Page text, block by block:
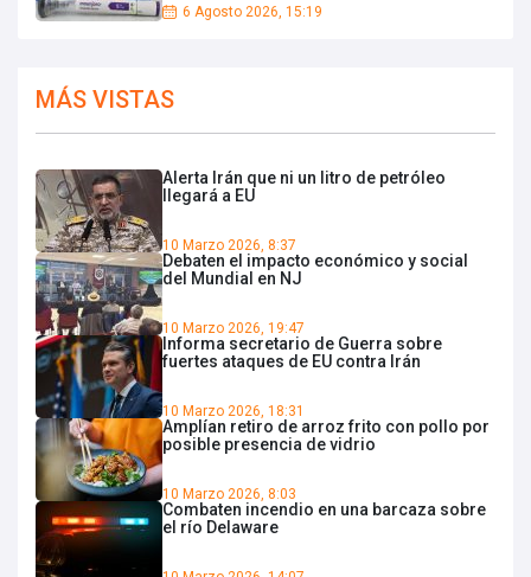
6 Agosto 2026, 15:19
MÁS VISTAS
Alerta Irán que ni un litro de petróleo
llegará a EU
10 Marzo 2026, 8:37
Debaten el impacto económico y social
del Mundial en NJ
10 Marzo 2026, 19:47
Informa secretario de Guerra sobre
fuertes ataques de EU contra Irán
10 Marzo 2026, 18:31
Amplían retiro de arroz frito con pollo por
posible presencia de vidrio
10 Marzo 2026, 8:03
Combaten incendio en una barcaza sobre
el río Delaware